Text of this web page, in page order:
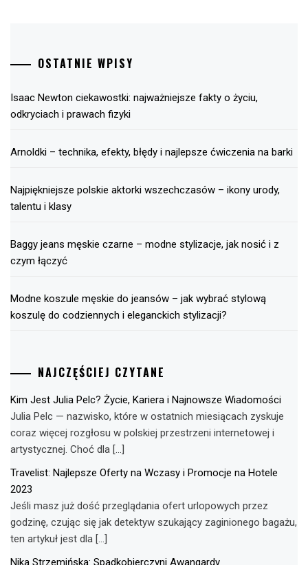
OSTATNIE WPISY
Isaac Newton ciekawostki: najważniejsze fakty o życiu,
odkryciach i prawach fizyki
Arnoldki – technika, efekty, błędy i najlepsze ćwiczenia na barki
Najpiękniejsze polskie aktorki wszechczasów – ikony urody,
talentu i klasy
Baggy jeans męskie czarne – modne stylizacje, jak nosić i z
czym łączyć
Modne koszule męskie do jeansów – jak wybrać stylową
koszulę do codziennych i eleganckich stylizacji?
NAJCZĘŚCIEJ CZYTANE
Kim Jest Julia Pelc? Życie, Kariera i Najnowsze Wiadomości
Julia Pelc — nazwisko, które w ostatnich miesiącach zyskuje
coraz więcej rozgłosu w polskiej przestrzeni internetowej i
artystycznej. Choć dla […]
Travelist: Najlepsze Oferty na Wczasy i Promocje na Hotele
2023
Jeśli masz już dość przeglądania ofert urlopowych przez
godzinę, czując się jak detektyw szukający zaginionego bagażu,
ten artykuł jest dla […]
Nika Strzemińska: Spadkobierczyni Awangardy